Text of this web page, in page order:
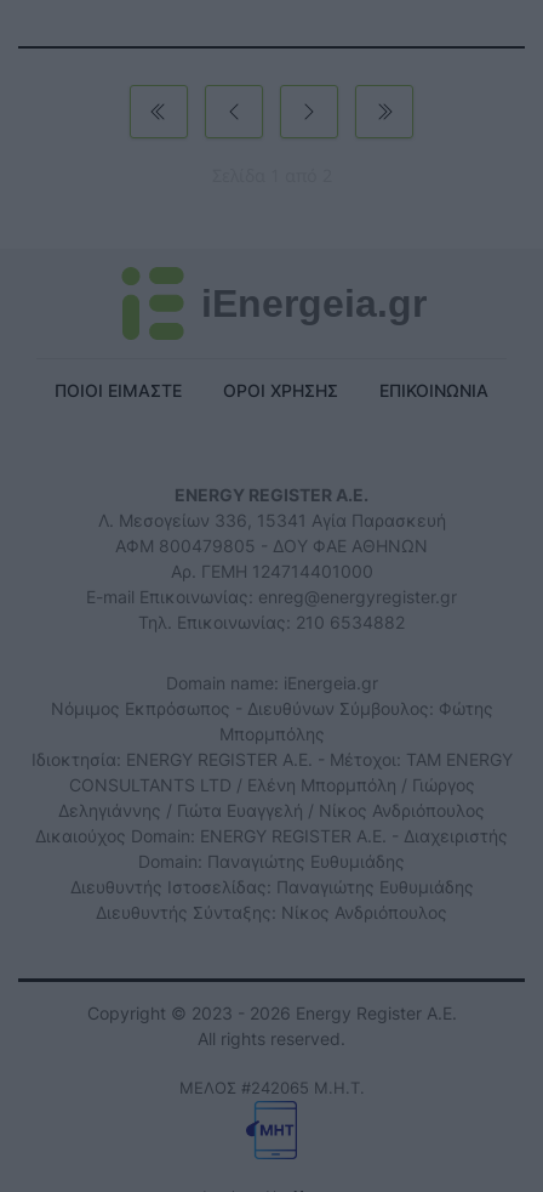
iEnergeia.gr
ΠΟΙΟΙ ΕΙΜΑΣΤΕ ΟΡΟΙ ΧΡΗΣΗΣ ΕΠΙΚΟΙΝΩΝΙΑ
ENERGY REGISTER Α.Ε.
Λ. Μεσογείων 336, 15341 Αγία Παρασκευή
ΑΦΜ 800479805 - ΔΟΥ ΦΑΕ ΑΘΗΝΩΝ
Αρ. ΓΕΜΗ 124714401000
E-mail Επικοινωνίας: enreg@energyregister.gr
Τηλ. Επικοινωνίας: 210 6534882
Domain name: iEnergeia.gr
Νόμιμος Εκπρόσωπος - Διευθύνων Σύμβουλος: Φώτης
Μπορμπόλης
Ιδιοκτησία: ENERGY REGISTER Α.Ε. - Μέτοχοι: TAM ENERGY
CONSULTANTS LTD / Ελένη Μπορμπόλη / Γιώργος
Δεληγιάννης / Γιώτα Ευαγγελή / Νίκος Ανδριόπουλος
Δικαιούχος Domain: ENERGY REGISTER Α.Ε. - Διαχειριστής
Domain: Παναγιώτης Ευθυμιάδης
Διευθυντής Ιστοσελίδας: Παναγιώτης Ευθυμιάδης
Διευθυντής Σύνταξης: Νίκος Ανδριόπουλος
Copyright © 2023 - 2026 Energy Register Α.Ε.
All rights reserved.
ΜΕΛΟΣ #242065 Μ.Η.Τ.